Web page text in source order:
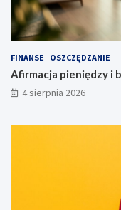
FINANSE OSZCZĘDZANIE
Afirmacja pieniędzy i
4 sierpnia 2026